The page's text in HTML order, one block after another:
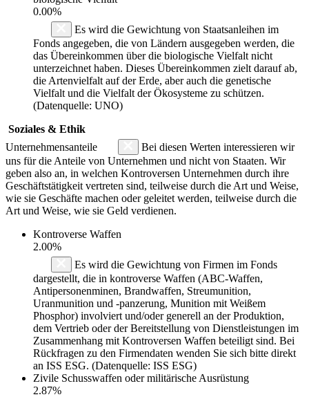
0.00%
Es wird die Gewichtung von Staatsanleihen im
Fonds angegeben, die von Ländern ausgegeben werden, die
das Übereinkommen über die biologische Vielfalt nicht
unterzeichnet haben. Dieses Übereinkommen zielt darauf ab,
die Artenvielfalt auf der Erde, aber auch die genetische
Vielfalt und die Vielfalt der Ökosysteme zu schützen.
(Datenquelle: UNO)
Soziales & Ethik
Unternehmensanteile
Bei diesen Werten interessieren wir
uns für die Anteile von Unternehmen und nicht von Staaten. Wir
geben also an, in welchen Kontroversen Unternehmen durch ihre
Geschäftstätigkeit vertreten sind, teilweise durch die Art und Weise,
wie sie Geschäfte machen oder geleitet werden, teilweise durch die
Art und Weise, wie sie Geld verdienen.
Kontroverse Waffen
2.00%
Es wird die Gewichtung von Firmen im Fonds
dargestellt, die in kontroverse Waffen (ABC-Waffen,
Antipersonenminen, Brandwaffen, Streumunition,
Uranmunition und -panzerung, Munition mit Weißem
Phosphor) involviert und/oder generell an der Produktion,
dem Vertrieb oder der Bereitstellung von Dienstleistungen im
Zusammenhang mit Kontroversen Waffen beteiligt sind. Bei
Rückfragen zu den Firmendaten wenden Sie sich bitte direkt
an ISS ESG. (Datenquelle: ISS ESG)
Zivile Schusswaffen oder militärische Ausrüstung
2.87%